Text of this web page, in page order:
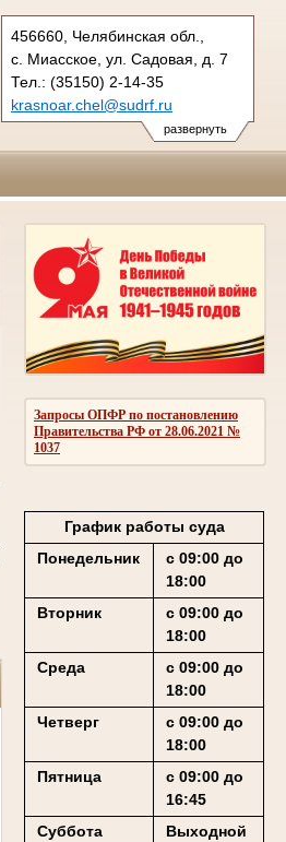
развернуть
456660, Челябинская обл.,
с. Миасское, ул. Садовая, д. 7
Тел.: (35150) 2-14-35
krasnoar.chel@sudrf.ru
Запросы ОПФР по постановлению
Правительства РФ от 28.06.2021 №
1037
График работы суда
Понедельник
с 09:00 до
18:00
Вторник
с 09:00 до
18:00
Среда
с 09:00 до
18:00
Четверг
с 09:00 до
18:00
Пятница
с 09:00 до
16:45
Суббота
Выходной